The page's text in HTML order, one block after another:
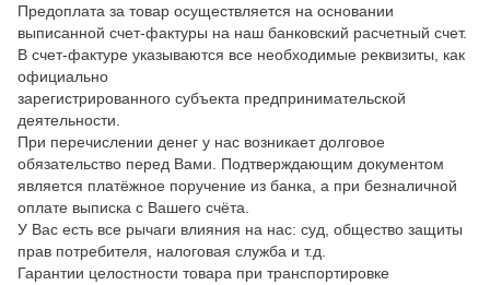
Предоплата за товар осуществляется на основании
выписанной счет-фактуры на наш банковский расчетный счет.
В счет-фактуре указываются все необходимые реквизиты, как
официально
зарегистрированного субъекта предпринимательской
деятельности.
При перечислении денег у нас возникает долговое
обязательство перед Вами. Подтверждающим документом
является платёжное поручение из банка, а при безналичной
оплате выписка с Вашего счёта.
У Вас есть все рычаги влияния на нас: суд, общество защиты
прав потребителя, налоговая служба и т.д.
Гарантии целостности товара при транспортировке